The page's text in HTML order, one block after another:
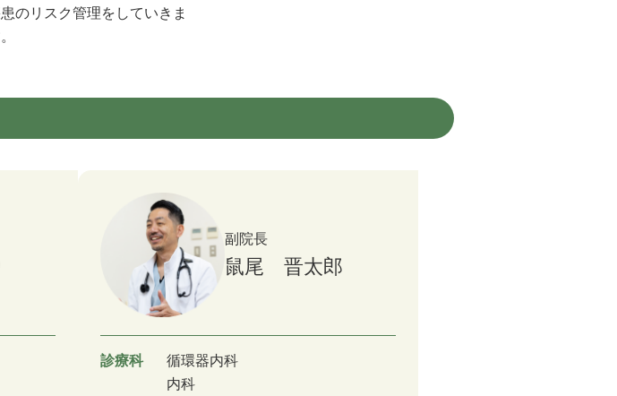
のリスク管理をしていきま
副院長
鼠尾 晋太郎
診療科
循環器内科
内科